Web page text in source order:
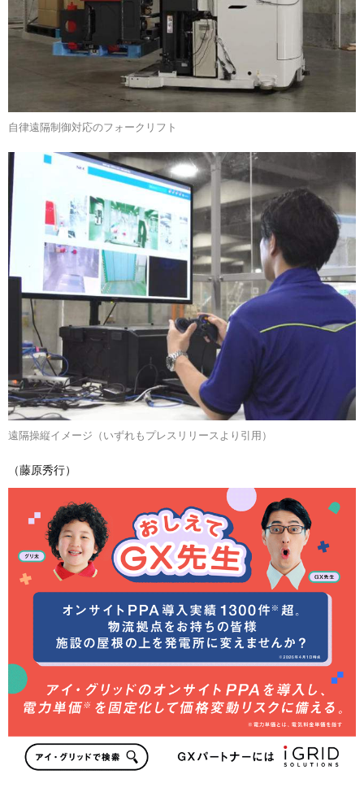
自律遠隔制御対応のフォークリフト
遠隔操縦イメージ（いずれもプレスリリースより引用）
（藤原秀行）